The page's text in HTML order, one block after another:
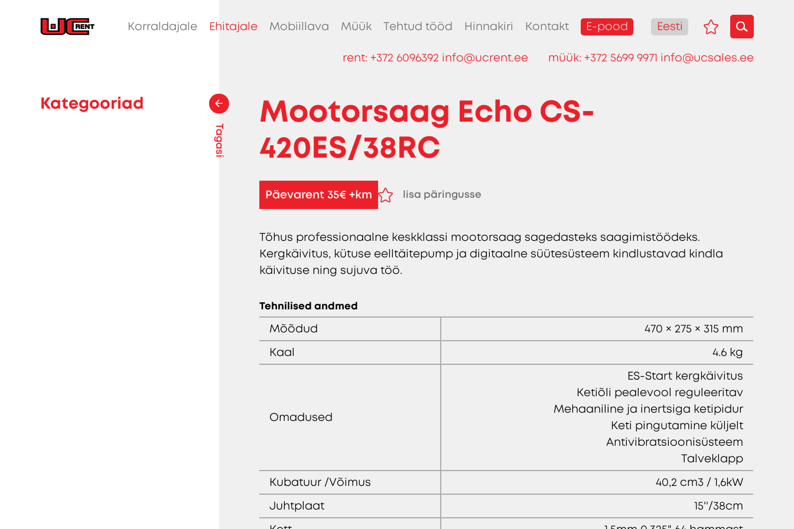
Korraldajale Ehitajale Mobiillava Müük Tehtud tööd Hinnakiri Kontakt E-pood Eesti
rent: +372 6096392 info@ucrent.ee müük: +372 5699 9971 info@ucsales.ee
Tagasi
Kategooriad
Mootorsaag Echo CS-
420ES/38RC
Päevarent 35€ +km
lisa päringusse
Tõhus professionaalne keskklassi mootorsaag sagedasteks saagimistöödeks.
Kergkäivitus, kütuse eelltäitepump ja digitaalne süütesüsteem kindlustavad kindla
käivituse ning sujuva töö.
Tehnilised andmed
Mõõdud
470 × 275 × 315 mm
Kaal
4.6 kg
Omadused
ES-Start kergkäivitus
Ketiõli pealevool reguleeritav
Mehaaniline ja inertsiga ketipidur
Keti pingutamine küljelt
Antivibratsioonisüsteem
Talveklapp
Kubatuur /Võimus
40,2 cm3 / 1,6kW
Juhtplaat
15''/38cm